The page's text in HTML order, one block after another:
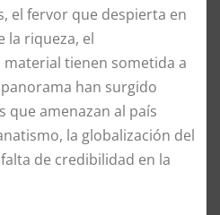
el fervor que despierta en
la riqueza, el
tienen sometida a
han surgido
que amenazan al país
la globalización del
de credibilidad en la